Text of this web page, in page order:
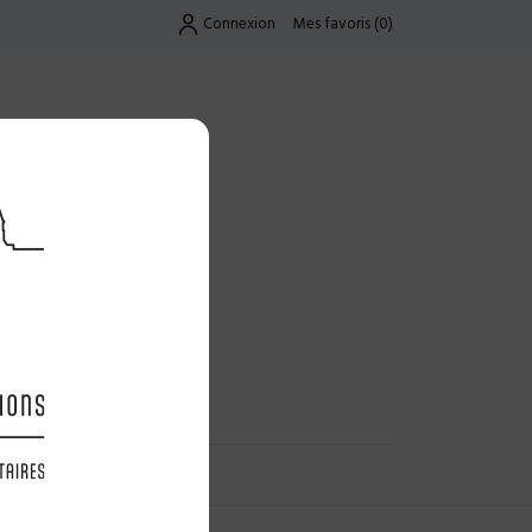
Connexion Mes favoris(0)